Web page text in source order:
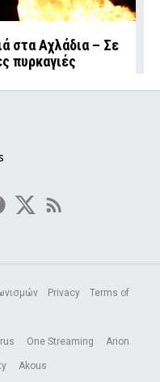
στα Αχλάδια – Σε
πυρκαγιές
Privacy Terms of
One Streaming Arion
Akous